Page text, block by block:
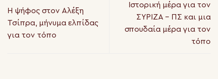
Η ψήφος στον Αλέξη
Τσίπρα, μήνυμα ελπίδας
για τον τόπο
Ιστορική μέρα για τον
ΣΥΡΙΖΑ – ΠΣ και μια
σπουδαία μέρα για τον
τόπο